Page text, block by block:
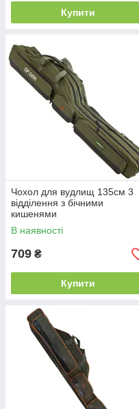
Купити
Чохол для вудлищ 135см 3
відділення з бічними
кишенями
В наявності
709 ₴
Купити